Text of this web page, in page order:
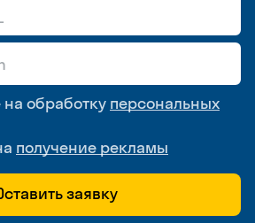
обработку персональных
получение рекламы
заявку